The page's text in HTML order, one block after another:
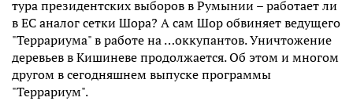
тура президентских выборов в Румынии – работает ли
в ЕС аналог сетки Шора? А сам Шор обвиняет ведущего
"Террариума" в работе на …оккупантов. Уничтожение
деревьев в Кишиневе продолжается. Об этом и многом
другом в сегодняшнем выпуске программы
"Террариум".